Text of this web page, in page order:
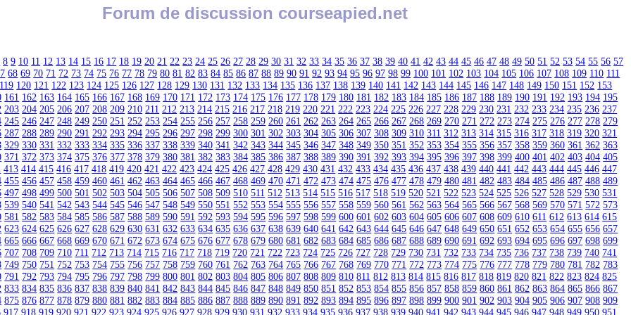
Forum de discussion courseapied.net
8 9 10 11 12 13 14 15 16 17 18 19 20 21 22 23 24 25 26 27 28 29 30 31 32 33 34 35 36 37 38 39 40 41 42 43 44 45 46 47 48 49 50 51 52 53 54 55 56 57
68 69 70 71 72 73 74 75 76 77 78 79 80 81 82 83 84 85 86 87 88 89 90 91 92 93 94 95 96 97 98 99 100 101 102 103 104 105 106 107 108 109 110 111
119 120 121 122 123 124 125 126 127 128 129 130 131 132 133 134 135 136 137 138 139 140 141 142 143 144 145 146 147 148 149 150 151 152 153
161 162 163 164 165 166 167 168 169 170 171 172 173 174 175 176 177 178 179 180 181 182 183 184 185 186 187 188 189 190 191 192 193 194 195
203 204 205 206 207 208 209 210 211 212 213 214 215 216 217 218 219 220 221 222 223 224 225 226 227 228 229 230 231 232 233 234 235 236 237
245 246 247 248 249 250 251 252 253 254 255 256 257 258 259 260 261 262 263 264 265 266 267 268 269 270 271 272 273 274 275 276 277 278 279
287 288 289 290 291 292 293 294 295 296 297 298 299 300 301 302 303 304 305 306 307 308 309 310 311 312 313 314 315 316 317 318 319 320 321
329 330 331 332 333 334 335 336 337 338 339 340 341 342 343 344 345 346 347 348 349 350 351 352 353 354 355 356 357 358 359 360 361 362 363
371 372 373 374 375 376 377 378 379 380 381 382 383 384 385 386 387 388 389 390 391 392 393 394 395 396 397 398 399 400 401 402 403 404 405
413 414 415 416 417 418 419 420 421 422 423 424 425 426 427 428 429 430 431 432 433 434 435 436 437 438 439 440 441 442 443 444 445 446 447
455 456 457 458 459 460 461 462 463 464 465 466 467 468 469 470 471 472 473 474 475 476 477 478 479 480 481 482 483 484 485 486 487 488 489
497 498 499 500 501 502 503 504 505 506 507 508 509 510 511 512 513 514 515 516 517 518 519 520 521 522 523 524 525 526 527 528 529 530 531
539 540 541 542 543 544 545 546 547 548 549 550 551 552 553 554 555 556 557 558 559 560 561 562 563 564 565 566 567 568 569 570 571 572 573
581 582 583 584 585 586 587 588 589 590 591 592 593 594 595 596 597 598 599 600 601 602 603 604 605 606 607 608 609 610 611 612 613 614 615
623 624 625 626 627 628 629 630 631 632 633 634 635 636 637 638 639 640 641 642 643 644 645 646 647 648 649 650 651 652 653 654 655 656 657
665 666 667 668 669 670 671 672 673 674 675 676 677 678 679 680 681 682 683 684 685 686 687 688 689 690 691 692 693 694 695 696 697 698 699
707 708 709 710 711 712 713 714 715 716 717 718 719 720 721 722 723 724 725 726 727 728 729 730 731 732 733 734 735 736 737 738 739 740 741
749 750 751 752 753 754 755 756 757 758 759 760 761 762 763 764 765 766 767 768 769 770 771 772 773 774 775 776 777 778 779 780 781 782 783
791 792 793 794 795 796 797 798 799 800 801 802 803 804 805 806 807 808 809 810 811 812 813 814 815 816 817 818 819 820 821 822 823 824 825
833 834 835 836 837 838 839 840 841 842 843 844 845 846 847 848 849 850 851 852 853 854 855 856 857 858 859 860 861 862 863 864 865 866 867
875 876 877 878 879 880 881 882 883 884 885 886 887 888 889 890 891 892 893 894 895 896 897 898 899 900 901 902 903 904 905 906 907 908 909
917 918 919 920 921 922 923 924 925 926 927 928 929 930 931 932 933 934 935 936 937 938 939 940 941 942 943 944 945 946 947 948 949 950 951